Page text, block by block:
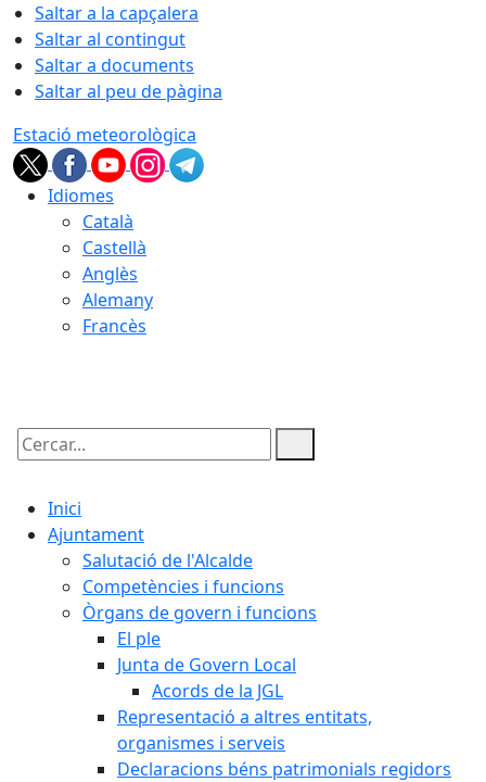
Saltar a la capçalera
Saltar al contingut
Saltar a documents
Saltar al peu de pàgina
Estació meteorològica
Idiomes
Català
Castellà
Anglès
Alemany
Francès
Cercar:
Inici
Ajuntament
Salutació de l'Alcalde
Competències i funcions
Òrgans de govern i funcions
El ple
Junta de Govern Local
Acords de la JGL
Representació a altres entitats,
organismes i serveis
Declaracions béns patrimonials regidors